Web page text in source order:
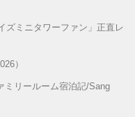
ズミニタワーファン」正直レ
）
ミリールーム宿泊記/Sang